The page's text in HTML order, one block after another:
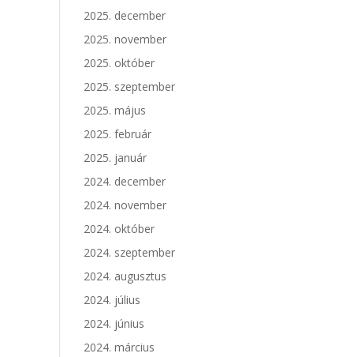
2025. december
2025. november
2025. október
2025. szeptember
2025. május
2025. február
2025. január
2024. december
2024. november
2024. október
2024. szeptember
2024. augusztus
2024. július
2024. június
2024. március